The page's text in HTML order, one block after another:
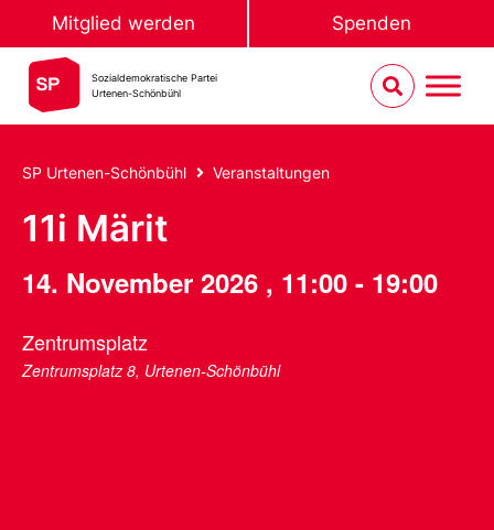
Mitglied werden Spenden
Sozialdemokratische Partei
Urtenen-Schönbühl
SP Urtenen-Schönbühl Veranstaltungen
11i Märit
14. November 2026 , 11:00 - 19:00
Zentrumsplatz
Zentrumsplatz 8, Urtenen-Schönbühl